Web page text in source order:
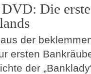
Die
der
ersten
der